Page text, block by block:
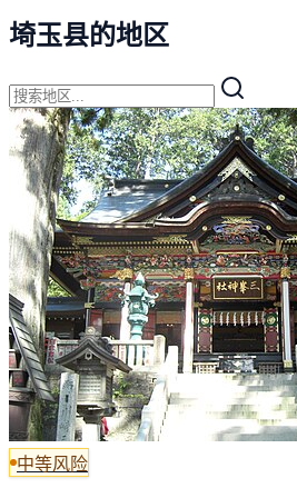
埼玉县的地区
中等风险